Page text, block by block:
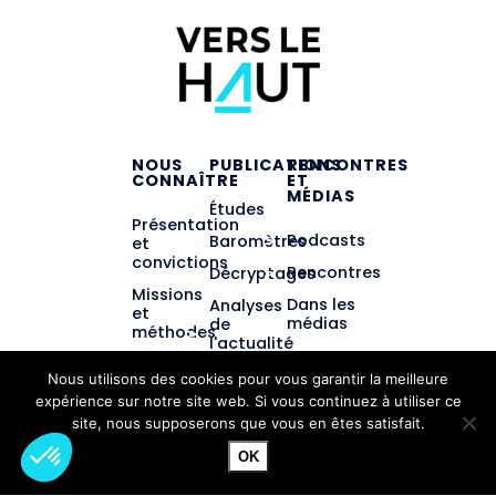
NOUS
CONNAÎTRE
Présentation
et
convictions
Missions
et
méthodes
gouvernance
Partenariats
PUBLICATIONS
Études
Baromètres
Décryptages
Analyses
de
l'actualité
Tous
éducateurs
!
RENCONTRES
ET
MÉDIAS
Podcasts
Rencontres
Dans les
médias
Nous utilisons des cookies pour vous garantir la meilleure
expérience sur notre site web. Si vous continuez à utiliser ce
site, nous supposerons que vous en êtes satisfait.
OK